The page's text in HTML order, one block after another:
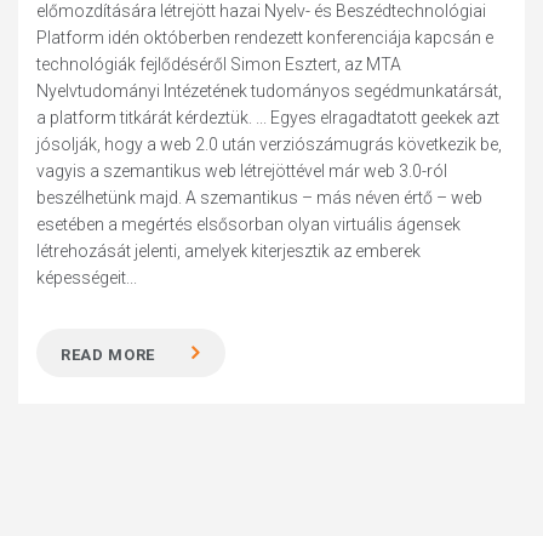
előmozdítására létrejött hazai Nyelv- és Beszédtechnológiai
Platform idén októberben rendezett konferenciája kapcsán e
technológiák fejlődéséről Simon Esztert, az MTA
Nyelvtudományi Intézetének tudományos segédmunkatársát,
a platform titkárát kérdeztük. ... Egyes elragadtatott geekek azt
jósolják, hogy a web 2.0 után verziószámugrás következik be,
vagyis a szemantikus web létrejöttével már web 3.0-ról
beszélhetünk majd. A szemantikus – más néven értő – web
esetében a megértés elsősorban olyan virtuális ágensek
létrehozását jelenti, amelyek kiterjesztik az emberek
képességeit...
READ MORE